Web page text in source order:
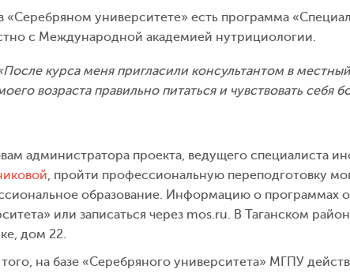
«Серебряном университете» есть программа
с Международной академией нутрициологии.
курса меня пригласили консультантом в
возраста правильно питаться и чувствовать себя
администратора проекта, ведущего специалиста
, пройти профессиональную переподготовку
образование. Информацию о программах
или записаться через mos.ru. В Таганском
дом 22.
на базе «Серебряного университета» МГПУ